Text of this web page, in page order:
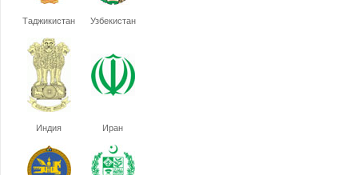
Таджикистан Узбекистан
Индия Иран